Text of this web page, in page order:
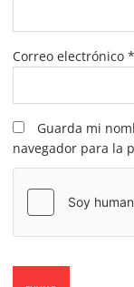
Correo electrónico *
Guarda mi
navegador para la